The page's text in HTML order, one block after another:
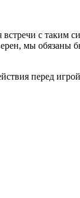
с таким
мы обязаны
перед